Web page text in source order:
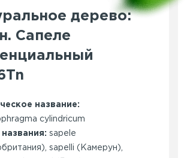
дерево:
Сапеле
название:
cylindricum
sapele
sapelli (Камерун),